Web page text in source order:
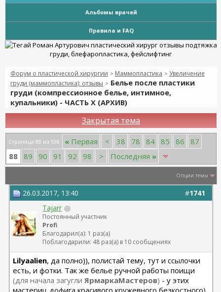
Альбомы врачей
Правила и FAQ
Форум о пластической хирургии > Маммопластика > Увеличение
груди (маммопластика): отзывы > Белье после пластики
груди (компрессионное белье, интимное,
купальники) - ЧАСТЬ Х (АРХИВ)
Закрытая тема
Страница 88 из 106 « Первая < 38 78 84 85 86
87
88 89 90 91 92 98 > Последняя »
Опции темы
#1741
26.03.2017, 13:40
Tajarr
Постоянный участник
Profi
Благодарил(а): 1 раз(а)
Поблагодарили: 48 раз(а) в 10 сообщениях
Lilyaalien, да полно)), полистай тему, тут и ссылочки
есть, и фотки. Так же белье ручной работы поищи
(для начала загуглиЯрмаркаМастеров) - у этих
мастериц дофига красивого кружевного безкостного)